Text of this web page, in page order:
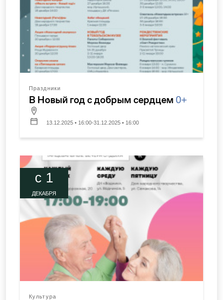
Праздники
В Новый год с добрым сердцем 0+
13.12.2025 • 16:00-31.12.2025 • 16:00
c 1
ДЕКАБРЯ
Культура